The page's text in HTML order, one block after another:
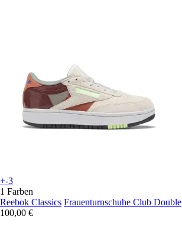
+-3
1 Farben
Reebok Classics Frauenturnschuhe Club Double
100,00 €